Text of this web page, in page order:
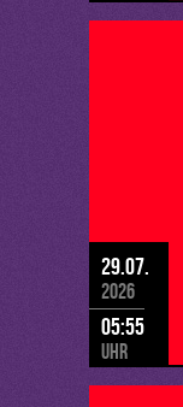
29.07.
2026
05:55
Uhr